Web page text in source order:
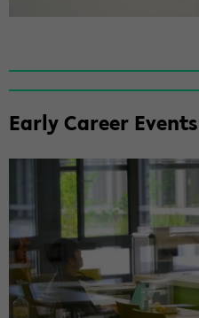
Early Ca­re­er Events